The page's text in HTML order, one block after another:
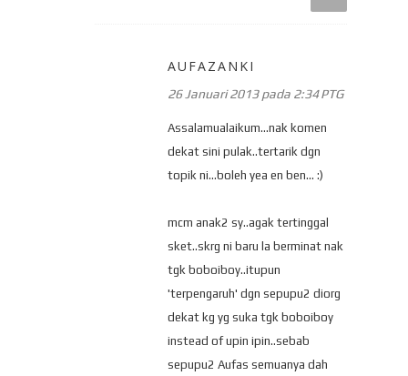
AUFAZANKI
26 Januari 2013 pada 2:34 PTG
Assalamualaikum...nak komen
dekat sini pulak..tertarik dgn
topik ni...boleh yea en ben... :)
mcm anak2 sy..agak tertinggal
sket..skrg ni baru la berminat nak
tgk boboiboy..itupun
'terpengaruh' dgn sepupu2 diorg
dekat kg yg suka tgk boboiboy
instead of upin ipin..sebab
sepupu2 Aufas semuanya dah